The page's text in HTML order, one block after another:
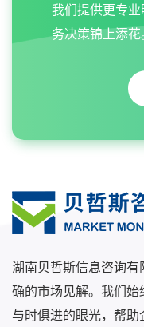
我们提供更专
务决策锦上添花
湖南贝哲斯信息咨询
确的市场见解。我们
与时俱进的眼光，帮